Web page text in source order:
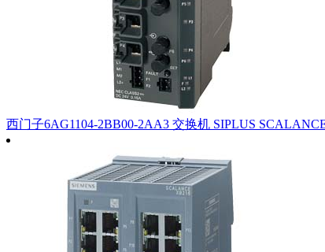
西门子6AG1104-2BB00-2AA3 交换机 SIPLUS